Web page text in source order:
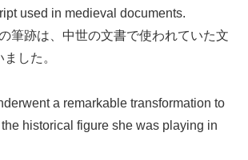
used in medieval documents.
筆跡は、中世の文書で使われていた文
した。
a remarkable transformation to
historical figure she was playing in